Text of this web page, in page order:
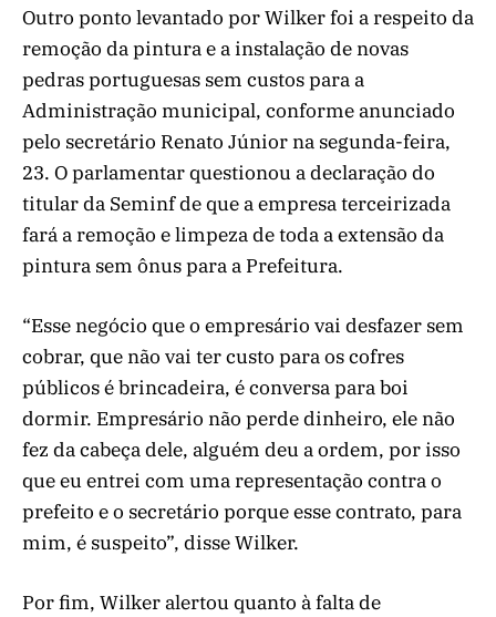
Outro ponto levantado por Wilker foi a respeito da
remoção da pintura e a instalação de novas
pedras portuguesas sem custos para a
Administração municipal, conforme anunciado
pelo secretário Renato Júnior na segunda-feira,
23. O parlamentar questionou a declaração do
titular da Seminf de que a empresa terceirizada
fará a remoção e limpeza de toda a extensão da
pintura sem ônus para a Prefeitura.
“Esse negócio que o empresário vai desfazer sem
cobrar, que não vai ter custo para os cofres
públicos é brincadeira, é conversa para boi
dormir. Empresário não perde dinheiro, ele não
fez da cabeça dele, alguém deu a ordem, por isso
que eu entrei com uma representação contra o
prefeito e o secretário porque esse contrato, para
mim, é suspeito”, disse Wilker.
Por fim, Wilker alertou quanto à falta de